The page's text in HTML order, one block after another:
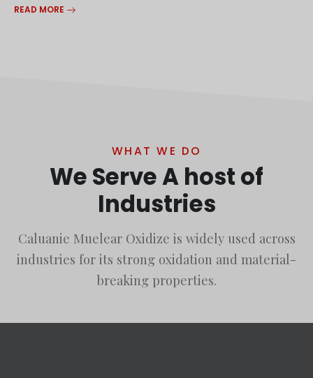
READ MORE
WHAT WE DO
We Serve A host of
Industries
Caluanie Muelear Oxidize is widely used across
industries for its strong oxidation and material-
breaking properties.